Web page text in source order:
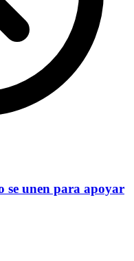
se unen para apoyar